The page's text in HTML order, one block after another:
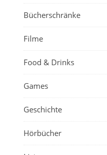
Bücherschränke
Filme
Food & Drinks
Games
Geschichte
Hörbücher